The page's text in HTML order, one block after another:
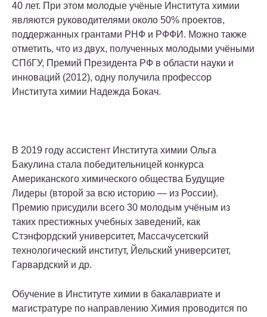
40 лет. При этом молодые учёные Института химии
являются руководителями около 50% проектов,
поддержанных грантами РНФ и РФФИ. Можно также
отметить, что из двух, полученных молодыми учёными
СПбГУ, Премий Президента РФ в области науки и
инноваций (2012), одну получила профессор
Института химии Надежда Бокач.
В 2019 году ассистент Института химии Ольга
Бакулина стала победительницей конкурса
Американского химического общества Будущие
Лидеры (второй за всю историю — из России).
Премию присудили всего 30 молодым учёным из
таких престижных учебных заведений, как
Стэнфордский университет, Массачусетский
технологический институт, Йельский университет,
Гарвардский и др.
Обучение в Институте химии в бакалавриате и
магистратуре по направлению Химия проводится по